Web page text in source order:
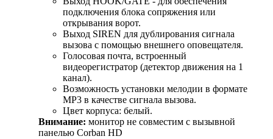
подключения блока сопряжения или
открывания ворот.
Выход SIREN для дублирования сигнала
вызова с помощью внешнего оповещателя.
Голосовая почта, встроенный
видеорегистратор (детектор движения на 1
канал).
Возможность установки мелодии в формате
MP3 в качестве сигнала вызова.
Цвет корпуса: белый.
Внимание: монитор не совместим с вызывной
панелью Corban HD